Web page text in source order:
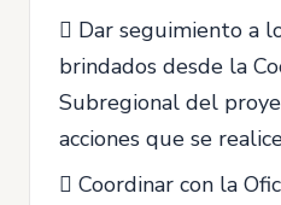
 Dar seguimiento a
brindados desde la
Subregional del
acciones que se
 Coordinar con la